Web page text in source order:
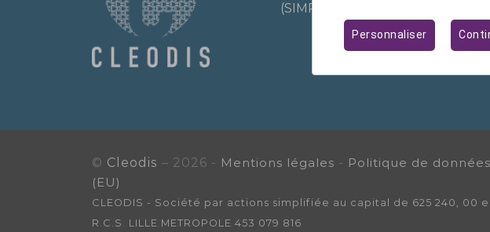
(SIMPEL, CLEODIS, ASSETS)
© Cleodis – 2026 - Mentions légales - Politique de
(EU)
CLEODIS - Société par actions simplifiée au capital de 625 240, 00
R.C.S. LILLE METROPOLE 453 079 816
Personnaliser